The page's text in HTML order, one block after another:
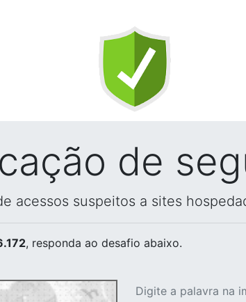
de
acessos suspeitos a sites
, responda ao desafio abaixo.
Digite a palavra na